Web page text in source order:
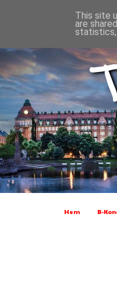
Hem B-
This site
are
statistics,